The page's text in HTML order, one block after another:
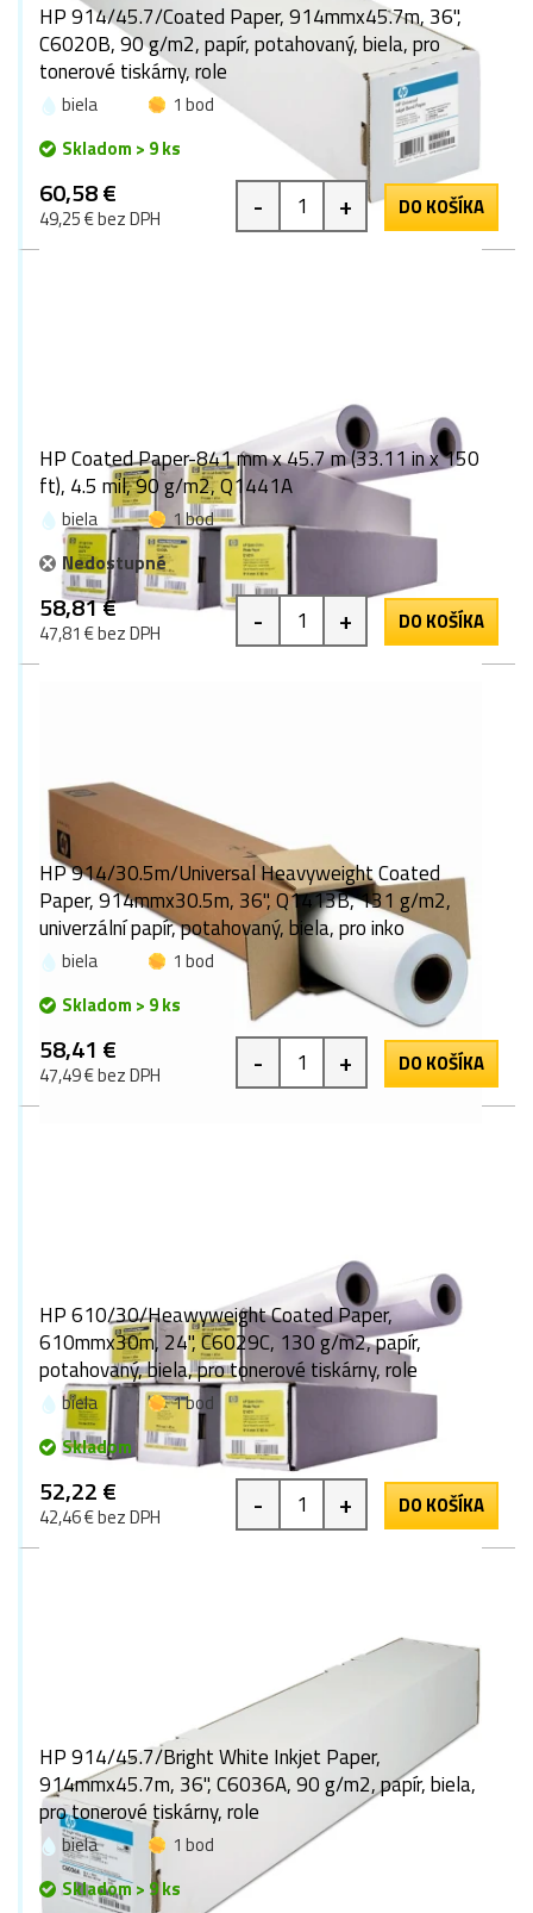
HP 914/45.7/Coated Paper, 914mmx45.7m, 36",
C6020B, 90 g/m2, papír, potahovaný, biela, pro
tonerové tiskárny, role
biela
1 bod
Skladom > 9 ks
60,58 €
49,25 € bez DPH - + DO KOŠÍKA
HP Coated Paper-841 mm x 45.7 m (33.11 in x 150
ft), 4.5 mil, 90 g/m2, Q1441A
biela
1 bod
Nedostupné
58,81 €
47,81 € bez DPH - + DO KOŠÍKA
HP 914/30.5m/Universal Heavyweight Coated
Paper, 914mmx30.5m, 36", Q1413B, 131 g/m2,
univerzální papír, potahovaný, biela, pro inko
biela
1 bod
Skladom > 9 ks
58,41 €
47,49 € bez DPH - + DO KOŠÍKA
HP 610/30/Heawyweight Coated Paper,
610mmx30m, 24", C6029C, 130 g/m2, papír,
potahovaný, biela, pro tonerové tiskárny, role
biela
1 bod
Skladom
52,22 €
42,46 € bez DPH - + DO KOŠÍKA
HP 914/45.7/Bright White Inkjet Paper,
914mmx45.7m, 36", C6036A, 90 g/m2, papír, biela,
pro tonerové tiskárny, role
biela
1 bod
Skladom > 9 ks